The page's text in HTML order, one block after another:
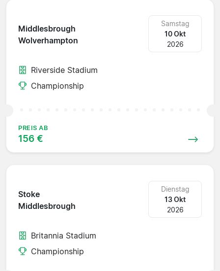
Middlesbrough
Wolverhampton
Samstag
10 Okt
2026
Riverside Stadium
Championship
PREIS AB
156 €
Stoke
Middlesbrough
Dienstag
13 Okt
2026
Britannia Stadium
Championship